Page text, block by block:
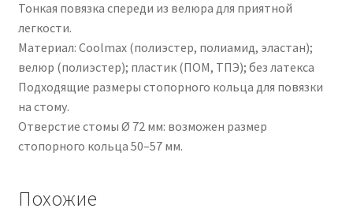
Тонкая повязка спереди из велюра для приятной
легкости.
Материал: Coolmax (полиэстер, полиамид, эластан);
велюр (полиэстер); пластик (ПОМ, ТПЭ); без латекса
Подходящие размеры стопорного кольца для повязки
на стому.
Отверстие стомы Ø 72 мм: возможен размер
стопорного кольца 50–57 мм.
Похожие